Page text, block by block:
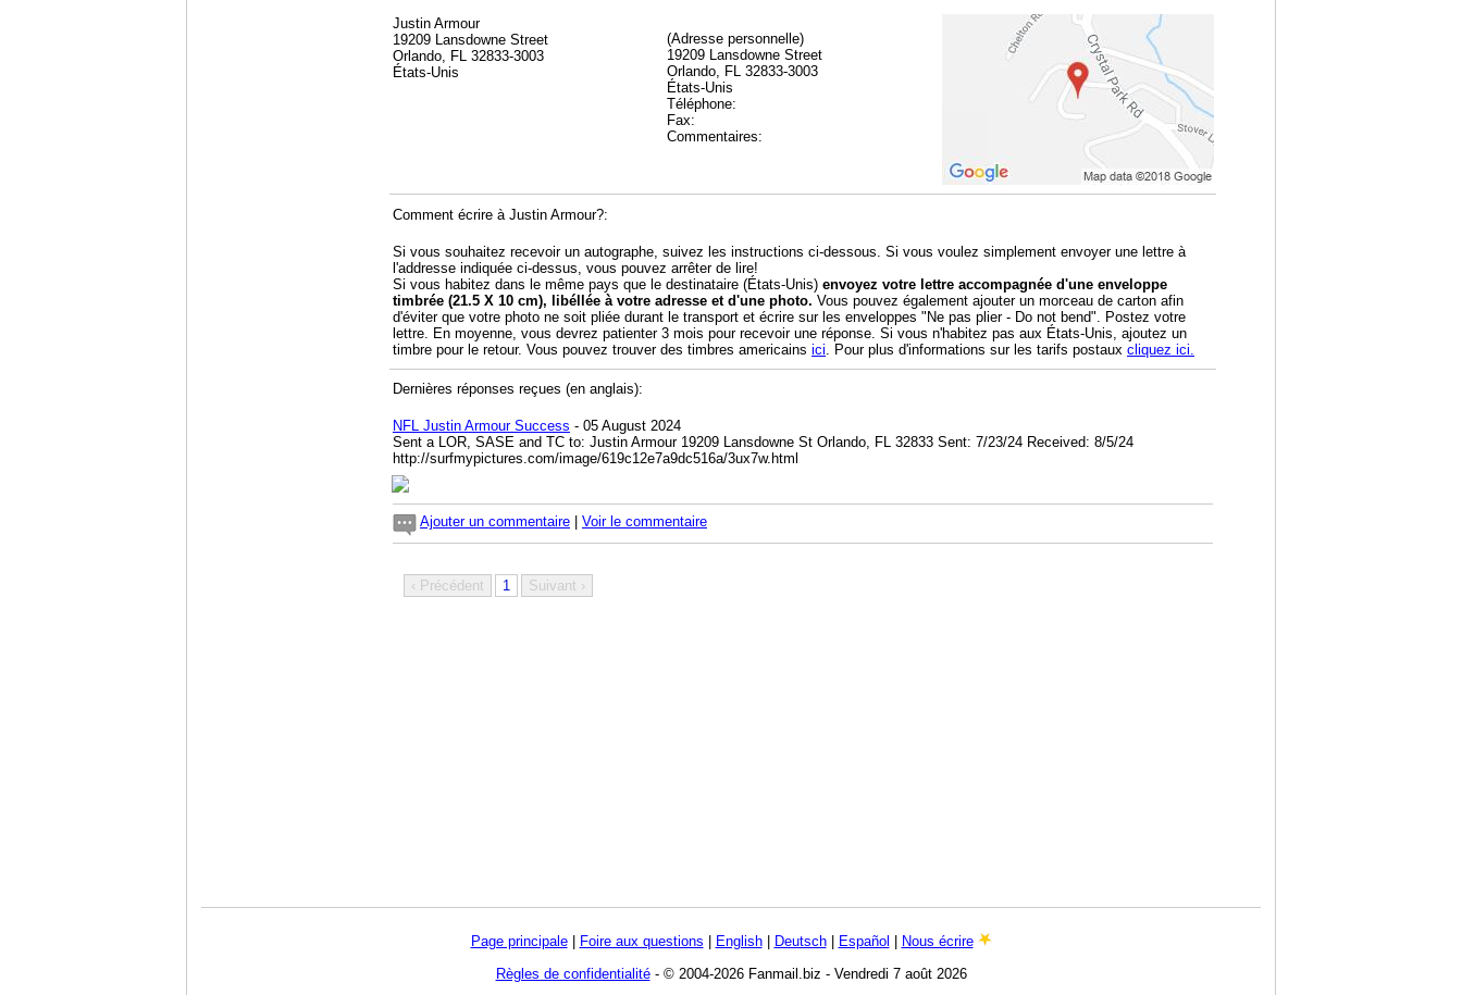
Justin Armour
19209 Lansdowne Street
Orlando, FL 32833-3003
États-Unis
(Adresse personnelle)
19209 Lansdowne Street
Orlando, FL 32833-3003
États-Unis
Téléphone:
Fax:
Commentaires:
Comment écrire à Justin Armour?:
Si vous souhaitez recevoir un autographe, suivez les instructions ci-dessous. Si vous voulez simplement envoyer une lettre à
l'addresse indiquée ci-dessus, vous pouvez arrêter de lire!
Si vous habitez dans le même pays que le destinataire (États-Unis) envoyez votre lettre accompagnée d'une enveloppe
timbrée (21.5 X 10 cm), libéllée à votre adresse et d'une photo. Vous pouvez également ajouter un morceau de carton afin
d'éviter que votre photo ne soit pliée durant le transport et écrire sur les enveloppes "Ne pas plier - Do not bend". Postez votre
lettre. En moyenne, vous devrez patienter 3 mois pour recevoir une réponse. Si vous n'habitez pas aux États-Unis, ajoutez un
timbre pour le retour. Vous pouvez trouver des timbres americains ici . Pour plus d'informations sur les tarifs postaux cliquez ici.
Dernières réponses reçues (en anglais):
NFL Justin Armour Success - 05 August 2024
Sent a LOR, SASE and TC to: Justin Armour 19209 Lansdowne St Orlando, FL 32833 Sent: 7/23/24 Received: 8/5/24
http://surfmypictures.com/image/619c12e7a9dc516a/3ux7w.html
Ajouter un commentaire | Voir le commentaire
‹ Précédent 1 Suivant ›
Page principale| Foire aux questions | English| Deutsch| Español | Nous écrire
Règles de confidentialité- © 2004-2026 Fanmail.biz - Vendredi 7 août 2026